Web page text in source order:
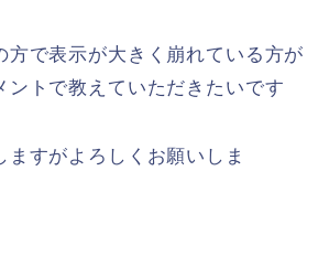
方で表示が大きく崩れている方が
ントで教えていただきたいです
ますがよろしくお願いしま